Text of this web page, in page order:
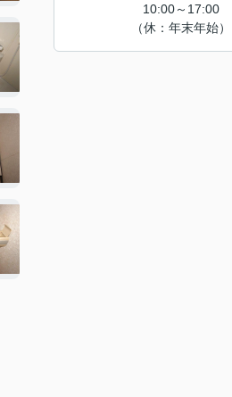
10:00～17:00
（休：年末年始）